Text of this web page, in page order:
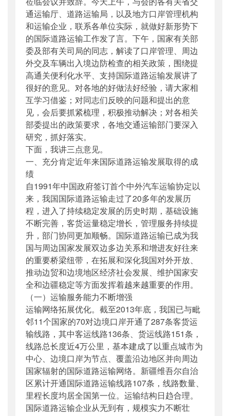
通运输厅、道路运输局，以及地方口岸管理机构
和运输企业，联系各单位实际，就做好新形势下
的国际道路运输工作发了言。下午，国家有关部
委及部有关司局的同志，解读了口岸管理、周边
外交及车辆出入境边防检查的相关政策，围绕提
高通关便利化水平、支持国际道路运输发展讲了
很好的意见。对各地的好做法好经验，请大家相
互学习借鉴；对同志们反映的问题和提出的意
见，会后要抓紧梳理，积极推动解决；对各相关
部委提出的政策要求，各地交通运输部门要深入
研究，抓好落实。
下面，我讲三点意见。
一、充分肯定近年来国际道路运输发展取得的成
绩
自1991年中国政府签订首个中外汽车运输协定以
来，我国国际道路运输走过了20多年的发展历
程，进入了持续稳定发展的历史时期，基础设施
不断完善，客货运量稳定增长，管理服务持续提
升，部门协同更加顺畅。国际道路运输已成为我
国与周边国家发展双边多边关系和增进友好往来
的重要桥梁纽带，在拓展和深化我国对外开放、
推动边贸和边境地区经济社会发展、维护国家安
全和边疆稳定等方面发挥着越来越重要的作用。
（一）运输服务能力不断增强
运输网络拓展优化。截至2013年底，我国已与毗
邻11个国家的70对边境口岸开通了287条客货运
输线路，其中客运线路136条、货运线路151条，
线路总长度近4万公里，基本建成了以重点城市为
中心、边境口岸为节点、覆盖沿边地区并向周边
国家辐射的国际道路运输网络。 新疆维吾尔自治
区累计开通国际道路运输线路107条，线路数量、
里程长度均居全国第一位。运输结构日趋合理。
国际道路运输企业从无到有，规模实力不断壮